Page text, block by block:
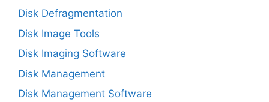
Disk Defragmentation
Disk Image Tools
Disk Imaging Software
Disk Management
Disk Management Software